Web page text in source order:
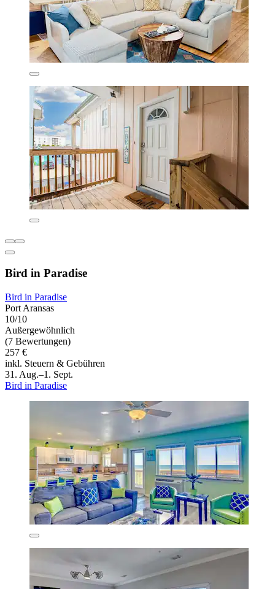
Bird in Paradise
Bird in Paradise
Port Aransas
10/10
Außergewöhnlich
(7 Bewertungen)
257 €
inkl. Steuern & Gebühren
31. Aug.–1. Sept.
Bird in Paradise